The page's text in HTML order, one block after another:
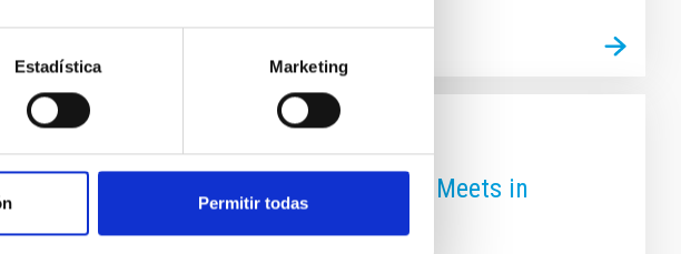
Estadística Marketing
Permitir todas
of the Canary Islands Observatories Meets in